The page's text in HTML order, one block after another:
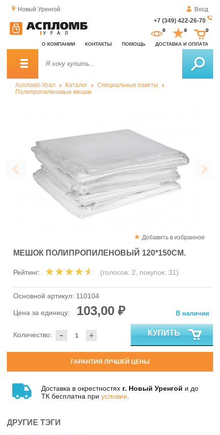
Новый Уренгой
Вход
+7 (349) 422-26-70
О КОМПАНИИ КОНТАКТЫ ПОМОЩЬ ДОСТАВКА И ОПЛАТА
0 0 0
Аспломб-Урал Каталог
Специальные пакеты
Полипропиленовые мешки
Добавить в избранное
МЕШОК ПОЛИПРОПИЛЕНОВЫЙ 120*150СМ.
Рейтинг: (голосов: 2, покупок: 31)
Основной артикул: 110104
Цена за единицу: 103,00 ₽
- +
Количество:
В наличии
КУПИТЬ
ГАРАНТИЯ ЛУЧШЕЙ ЦЕНЫ
Доставка в окрестностях г. Новый Уренгой и до
ТК бесплатна при условии
ДРУГИЕ ТЭГИ